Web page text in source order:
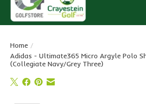
Home /
Adidas - Ultimate365 Micro Argyle Polo
(Collegiate Navy/Grey Three)